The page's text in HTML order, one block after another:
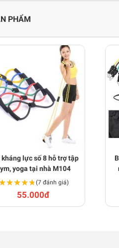
PHẨM
kháng lực số 8 hỗ trợ tập
yoga tại nhà M104
(7 đánh giá)
55.000đ